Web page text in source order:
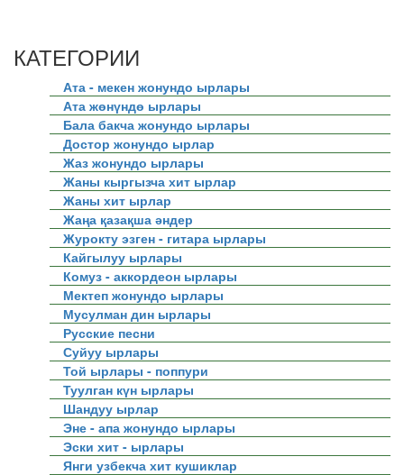
КАТЕГОРИИ
Ата - мекен жонундо ырлары
Ата жөнүндө ырлары
Бала бакча жонундо ырлары
Достор жонундо ырлар
Жаз жонундо ырлары
Жаны кыргызча хит ырлар
Жаны хит ырлар
Жаңа қазақша әндер
Журокту эзген - гитара ырлары
Кайгылуу ырлары
Комуз - аккордеон ырлары
Мектеп жонундо ырлары
Мусулман дин ырлары
Русские песни
Суйуу ырлары
Той ырлары - поппури
Туулган күн ырлары
Шандуу ырлар
Эне - апа жонундо ырлары
Эски хит - ырлары
Янги узбекча хит кушиклар